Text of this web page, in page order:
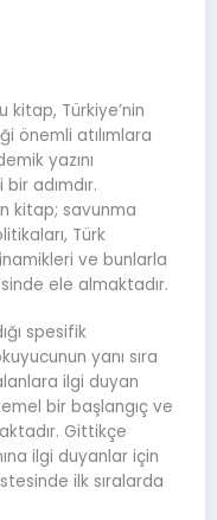
kitap, Türkiye’nin
önemli atılımlara
yazını
adımdır.
kitap; savunma
Türk
ve bunlarla
ele almaktadır.
spesifik
yanı sıra
ilgi duyan
bir başlangıç ve
Gittikçe
ilgi duyanlar için
ilk sıralarda